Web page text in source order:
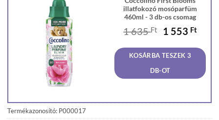
illatfokozó mosóparfüm
460ml - 3 db-os csomag
1 635Ft
Original
was:
1
635 Ft.
1 553 Ft
is:
553
KOSÁRBA TESZEK 3
DB-OT
Termékazonosító: P000017